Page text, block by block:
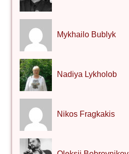
Mykhailo Bublyk
Nadiya Lykholob
Nikos Fragkakis